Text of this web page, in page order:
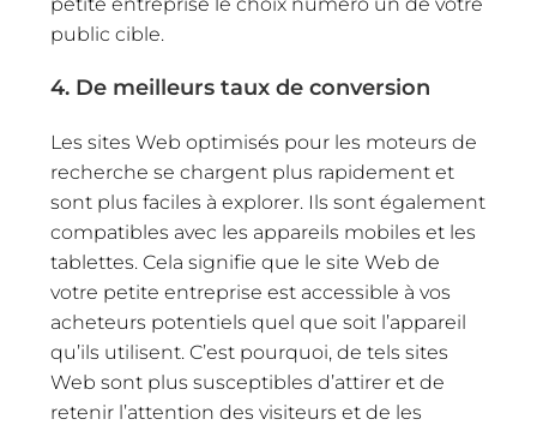
public cible.
4. De meilleurs taux de conversion
Les sites Web optimisés pour les moteurs de
recherche se chargent plus rapidement et
sont plus faciles à explorer. Ils sont également
compatibles avec les appareils mobiles et les
tablettes. Cela signifie que le site Web de
votre petite entreprise est accessible à vos
acheteurs potentiels quel que soit l’appareil
qu’ils utilisent. C’est pourquoi, de tels sites
Web sont plus susceptibles d’attirer et de
retenir l’attention des visiteurs et de les